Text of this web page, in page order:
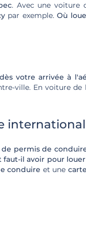
. Avec une voiture
par exemple.Où
votre arrivée à
ville. En voiture
de permis de
il avoir pour
conduire et une